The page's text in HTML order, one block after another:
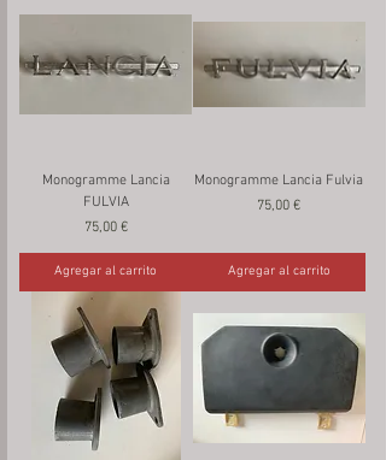
Monogramme Lancia
FULVIA
Precio
75,00 €
Agregar al carrito
Monogramme Lancia Fulvia
Precio
75,00 €
Agregar al carrito